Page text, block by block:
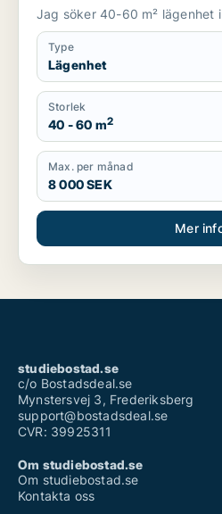
Jag söker 40-60 m² lägenhet
Type
Lägenhet
Storlek
40 - 60 m2
Max. per månad
8 000 SEK
Mer
studiebostad.se
c/o Bostadsdeal.se
Mynstersvej 3, Frederiksberg
support@bostadsdeal.se
CVR: 39925311
Om studiebostad.se
Om studiebostad.se
Kontakta oss